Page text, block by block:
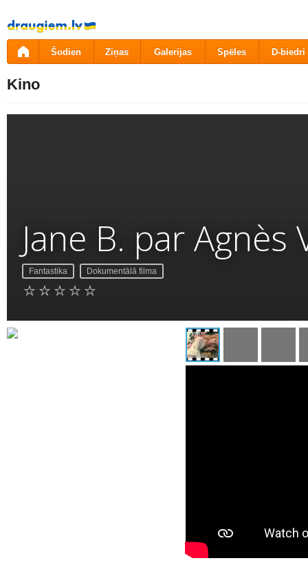
Pāriet
uz
saturu
Šodien Ziņas Galerijas Spēles D-biedri
Kino
Jane B. par Agnès
Fantastika Dokumentālā filma